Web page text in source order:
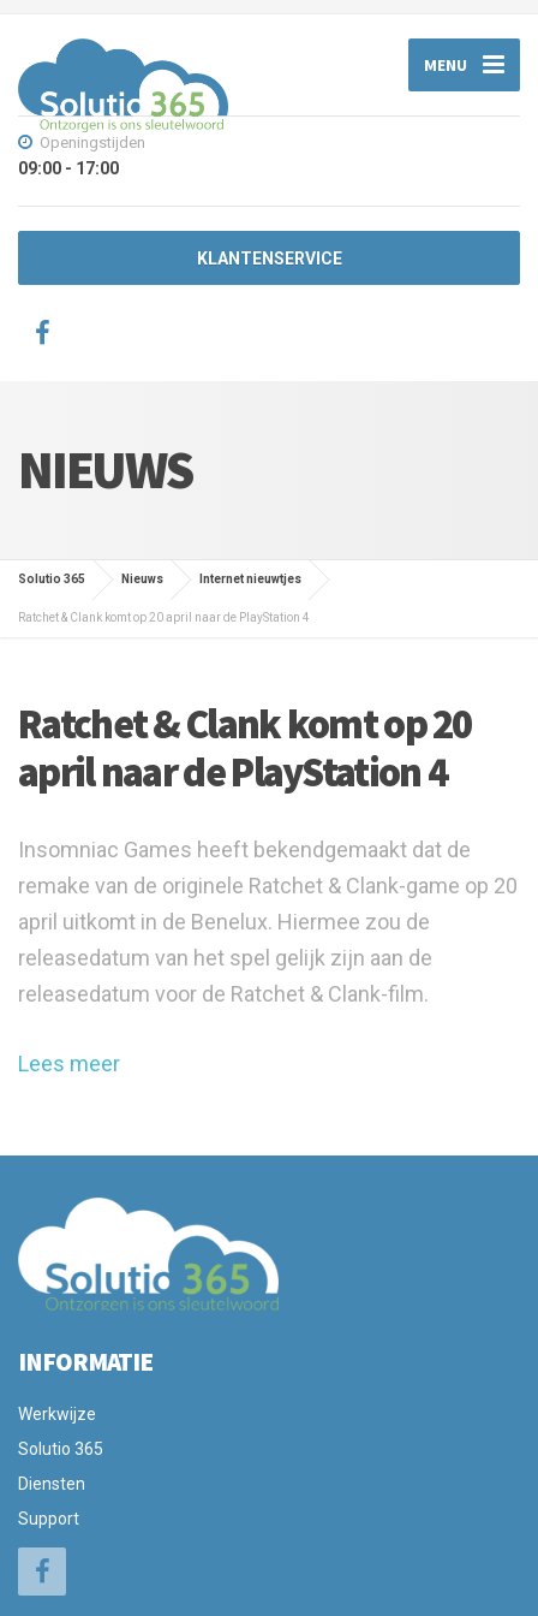
MENU
Openingstijden
09:00 - 17:00
KLANTENSERVICE
NIEUWS
Solutio 365 Nieuws Internet nieuwtjes
Ratchet & Clank komt op 20 april naar de PlayStation 4
Ratchet & Clank komt op 20
april naar de PlayStation 4
Insomniac Games heeft bekendgemaakt dat de
remake van de originele Ratchet & Clank-game op 20
april uitkomt in de Benelux. Hiermee zou de
releasedatum van het spel gelijk zijn aan de
releasedatum voor de Ratchet & Clank-film.
Lees meer
INFORMATIE
Werkwijze
Solutio 365
Diensten
Support